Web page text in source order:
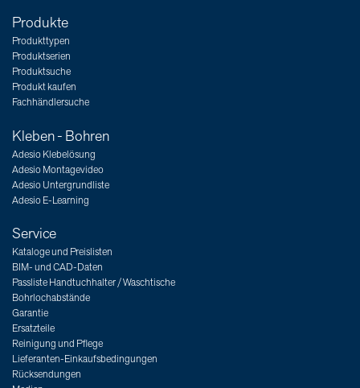
Produkte
Produkttypen
Produktserien
Produktsuche
Produkt kaufen
Fachhändlersuche
Kleben - Bohren
Adesio Klebelösung
Adesio Montagevideo
Adesio Untergrundliste
Adesio E-Learning
Service
Kataloge und Preislisten
BIM- und CAD-Daten
Passliste Handtuchhalter / Waschtische
Bohrlochabstände
Garantie
Ersatzteile
Reinigung und Pflege
Lieferanten-Einkaufsbedingungen
Rücksendungen